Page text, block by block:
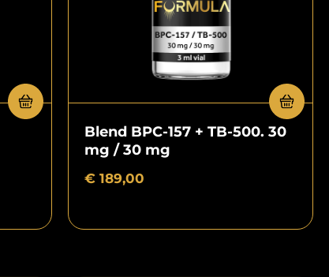
Blend BPC-157 + TB-500. 30
mg / 30 mg
€ 189,00